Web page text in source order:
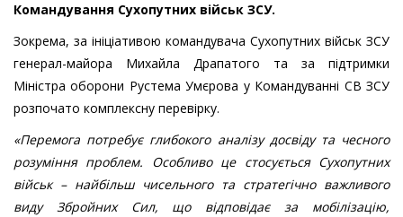
Командування Сухопутних військ ЗСУ.
Зокрема, за ініціативою командувача Сухопутних військ ЗСУ
генерал-майора Михайла Драпатого та за підтримки
Міністра оборони Рустема Умєрова у Командуванні СВ ЗСУ
розпочато комплексну перевірку.
«Перемога потребує глибокого аналізу досвіду та чесного
розуміння проблем. Особливо це стосується Сухопутних
військ – найбільш чисельного та стратегічно важливого
виду Збройних Сил, що відповідає за мобілізацію,